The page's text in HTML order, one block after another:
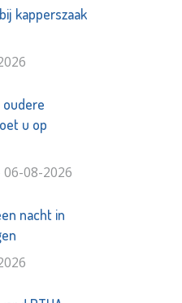
kapperszaak
u op
08-2026
nacht in